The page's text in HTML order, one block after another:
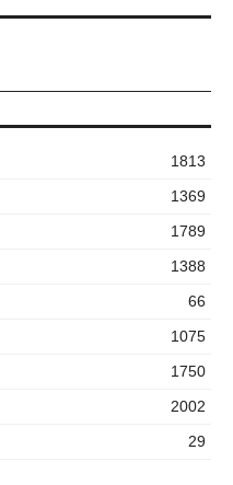
1813
1369
1789
1388
66
1075
1750
2002
29